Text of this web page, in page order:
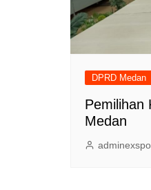
DPRD Medan
Pemilihan
Medan